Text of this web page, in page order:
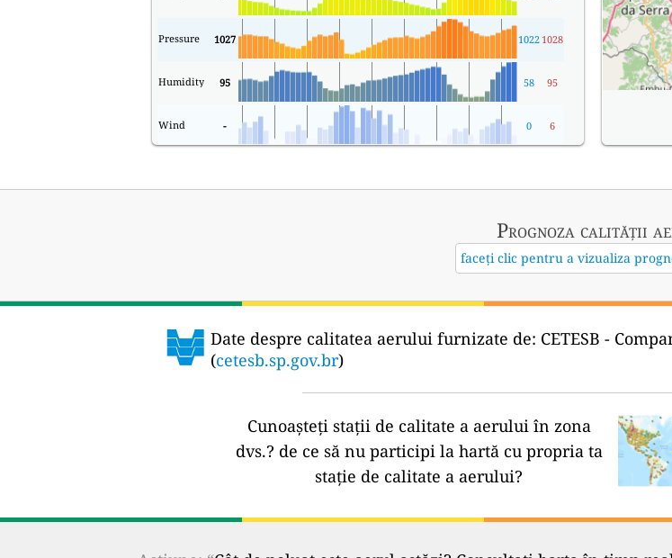
Pressure 1027 1022 1028
Humidity 95 58 95
Wind - 0 6
Prognoza calității
faceți clic pentru a vizualiza
Date despre calitatea aerului furnizate de: CETESB -
(cetesb.sp.gov.br)
Cunoașteți stații de calitate a aerului în zona
dvs.? de ce să nu participi la hartă cu propria ta
stație de calitate a aerului?